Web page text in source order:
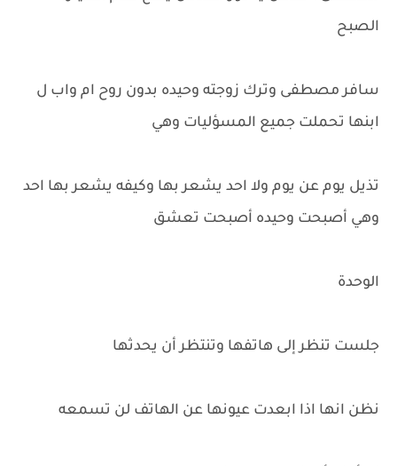
الصبح
سافر مصطفى وترك زوجته وحيده بدون روح ام واب ل
ابنها تحملت جميع المسؤليات وهي
تذيل يوم عن يوم ولا احد يشعر بها وكيفه يشعر بها احد
وهي أصبحت وحيده أصبحت تعشق
الوحدة
جلست تنظر إلى هاتفها وتنتظر أن يحدثها
نظن انها اذا ابعدت عيونها عن الهاتف لن تسمعه